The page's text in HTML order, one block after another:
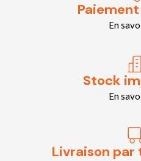
En
Stock
En
Livraison